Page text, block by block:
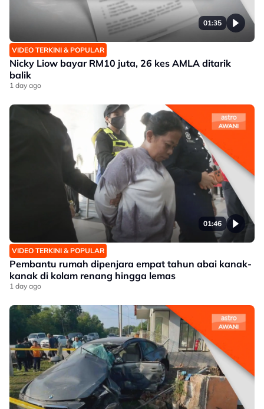
01:35
VIDEO TERKINI & POPULAR
Nicky Liow bayar RM10 juta, 26 kes AMLA ditarik
balik
1 day ago
01:46
VIDEO TERKINI & POPULAR
Pembantu rumah dipenjara empat tahun abai kanak-
kanak di kolam renang hingga lemas
1 day ago